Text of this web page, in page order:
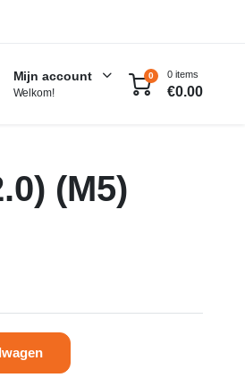
Mijn account
Welkom!
0 0 items
€0.00
(M5)